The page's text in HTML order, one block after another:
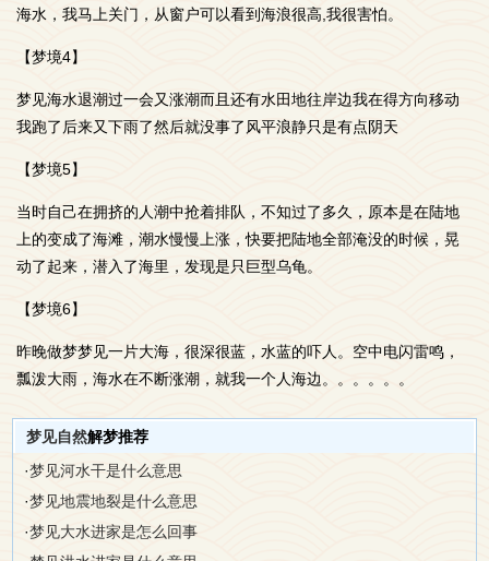
海水，我马上关门，从窗户可以看到海浪很高,我很害怕。
【梦境4】
梦见海水退潮过一会又涨潮而且还有水田地往岸边我在得方向移动
我跑了后来又下雨了然后就没事了风平浪静只是有点阴天
【梦境5】
当时自己在拥挤的人潮中抢着排队，不知过了多久，原本是在陆地
上的变成了海滩，潮水慢慢上涨，快要把陆地全部淹没的时候，晃
动了起来，潜入了海里，发现是只巨型乌龟。
【梦境6】
昨晚做梦梦见一片大海，很深很蓝，水蓝的吓人。空中电闪雷鸣，
瓢泼大雨，海水在不断涨潮，就我一个人海边。。。。。。
梦见自然解梦推荐
·梦见河水干是什么意思
·梦见地震地裂是什么意思
·梦见大水进家是怎么回事